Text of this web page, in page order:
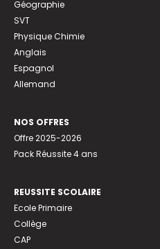
Géographie
SVT
Physique Chimie
Anglais
Espagnol
Allemand
NOS OFFRES
Offre 2025-2026
Pack Réussite 4 ans
REUSSITE SCOLAIRE
Ecole Primaire
Collège
CAP